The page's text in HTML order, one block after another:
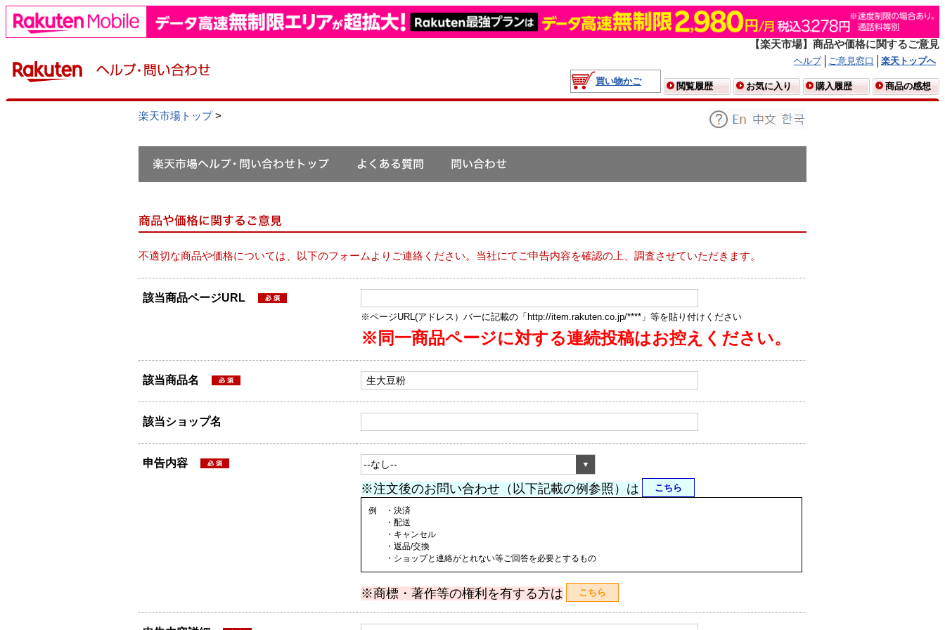
【楽天市場】商品や価格に関するご意見
ヘルプ ご意見窓口
楽天トップへ
買い物かご
閲覧履歴 お気に入り 購入履歴 商品の感想
楽天市場トップ>
不適切な商品や価格については、以下のフォームよりご連絡ください。当社にてご申告内容を確認の上、調査させていただきます。
該当商品ページURL
※ページURL(アドレス）バーに記載の「http://item.rakuten.co.jp/****」等を貼り付けください
※同一商品ページに対する連続投稿はお控えください。
該当商品名
該当ショップ名
申告内容
※注文後のお問い合わせ（以下記載の例参照）は こちら
例 ・決済
・配送
・キャンセル
・返品/交換
・ショップと連絡がとれない等ご回答を必要とするもの
※商標・著作等の権利を有する方は こちら